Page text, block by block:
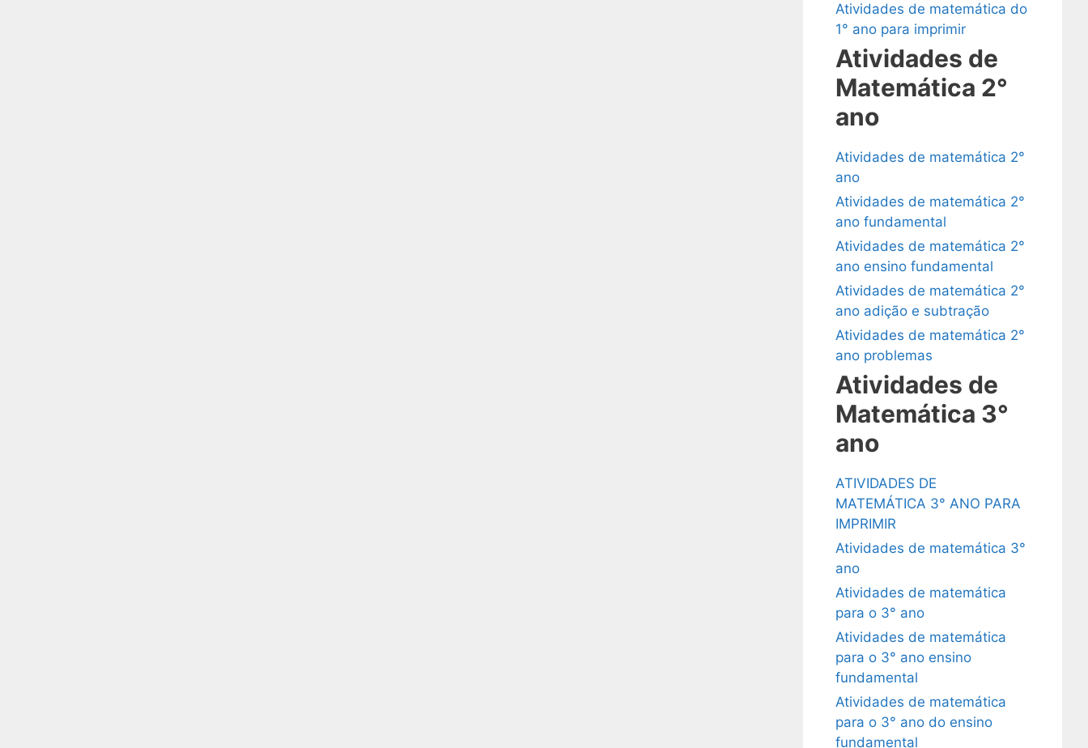
Atividades de matemática do
1° ano para imprimir
Atividades de
Matemática 2°
ano
Atividades de matemática 2°
ano
Atividades de matemática 2°
ano fundamental
Atividades de matemática 2°
ano ensino fundamental
Atividades de matemática 2°
ano adição e subtração
Atividades de matemática 2°
ano problemas
Atividades de
Matemática 3°
ano
ATIVIDADES DE
MATEMÁTICA 3° ANO PARA
IMPRIMIR
Atividades de matemática 3°
ano
Atividades de matemática
para o 3° ano
Atividades de matemática
para o 3° ano ensino
fundamental
Atividades de matemática
para o 3° ano do ensino
fundamental